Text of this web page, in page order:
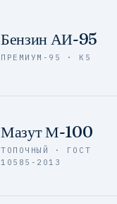
Бензин АИ-95
ПРЕМИУМ-95 · К5
Мазут М-100
ТОПОЧНЫЙ · ГОСТ
10585-2013